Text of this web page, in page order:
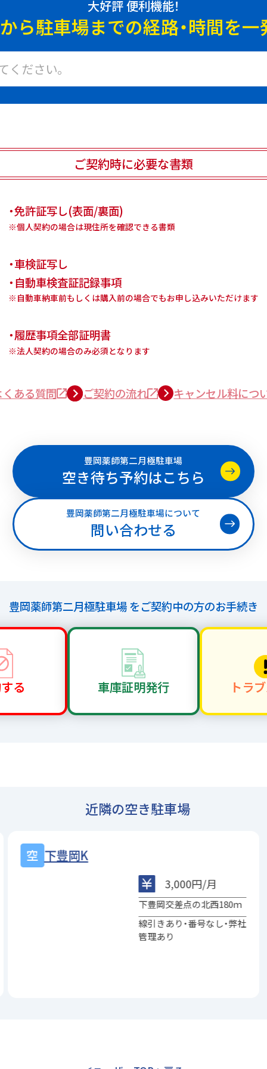
大好評 便利機能！
ら駐車場までの経路・時間を
ご契約時に必要な書類
・免許証写し(表面/裏面)
※個人契約の場合は現住所を確認できる書類
・車検証写し
・自動車検査証記録事項
※自動車納車前もしくは購入前の場合でもお申し込みいただけます
・履歴事項全部証明書
※法人契約の場合のみ必須となります
くある質問 ご契約の流れ キャンセル料につ
豊岡薬師第二月極駐車場
空き待ち予約はこちら
豊岡薬師第二月極駐車場について
問い合わせる
豊岡薬師第二月極駐車場 をご契約中の方のお手続き
る 車庫証明発行 トラ
近隣の空き駐車場
下豊岡K
3,000円/月
下豊岡交差点の北西180ｍ
線引きあり・番号なし・弊社
管理あり